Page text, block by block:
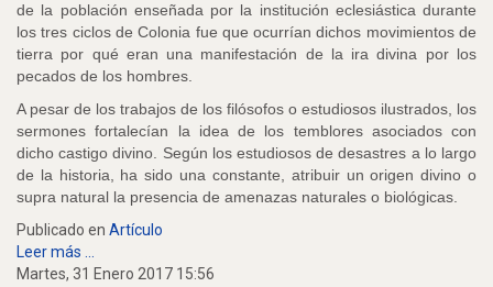
de la población enseñada por la institución eclesiástica durante
los tres ciclos de Colonia fue que ocurrían dichos movimientos de
tierra por qué eran una manifestación de la ira divina por los
pecados de los hombres.
A pesar de los trabajos de los filósofos o estudiosos ilustrados, los
sermones fortalecían la idea de los temblores asociados con
dicho castigo divino. Según los estudiosos de desastres a lo largo
de la historia, ha sido una constante, atribuir un origen divino o
supra natural la presencia de amenazas naturales o biológicas.
Publicado en Artículo
Leer más ...
Martes, 31 Enero 2017 15:56